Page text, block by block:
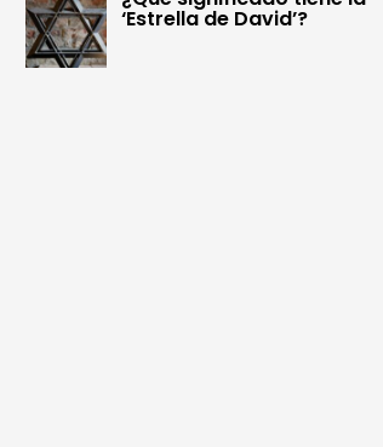
‘Estrella de David’?